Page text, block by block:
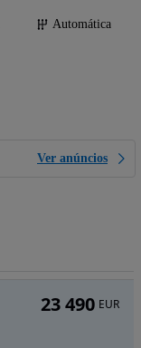
Automática
Ver anúncios
23 490 EUR